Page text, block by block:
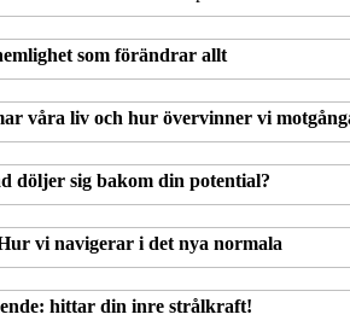
som förändrar allt
våra liv och hur övervinner vi
döljer sig bakom din potential?
vi navigerar i det nya normala
hittar din inre strålkraft!